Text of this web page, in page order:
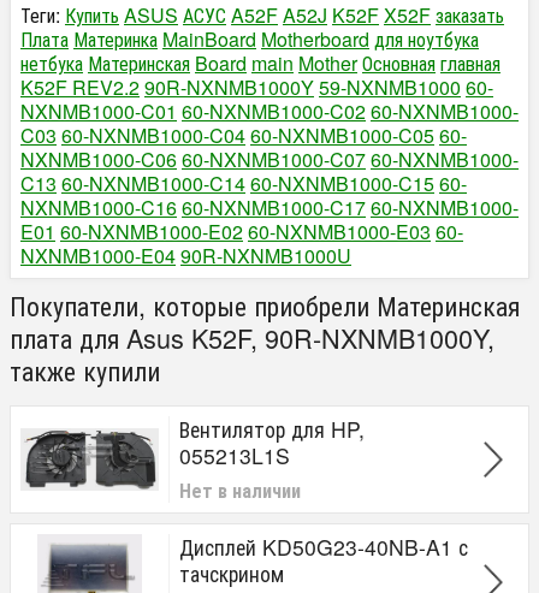
Теги: Купить ASUS АСУС A52FA52J K52FX52Fзаказать
Плата Материнка MainBoard Motherboard для ноутбука
нетбука Материнская Board main MotherОсновнаяглавная
K52F REV2.290R-NXNMB1000Y59-NXNMB1000 60-
NXNMB1000-C01 60-NXNMB1000-C0260-NXNMB1000-
C03 60-NXNMB1000-C0460-NXNMB1000-C0560-
NXNMB1000-C0660-NXNMB1000-C0760-NXNMB1000-
C13 60-NXNMB1000-C1460-NXNMB1000-C1560-
NXNMB1000-C1660-NXNMB1000-C1760-NXNMB1000-
E01 60-NXNMB1000-E0260-NXNMB1000-E03 60-
NXNMB1000-E0490R-NXNMB1000U
Покупатели, которые приобрели Материнская
плата для Asus K52F, 90R-NXNMB1000Y,
также купили
Вентилятор для HP,
055213L1S
Нет в наличии
Дисплей KD50G23-40NB-A1 с
тачскрином